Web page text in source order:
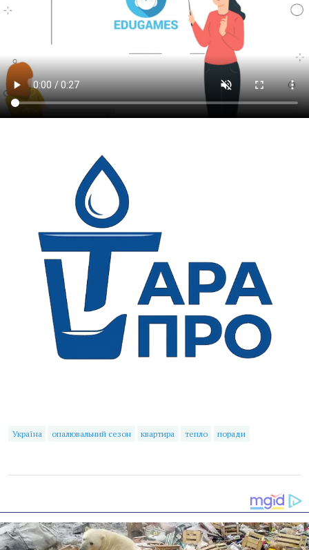
Україна опалювальний сезон квартира тепло поради